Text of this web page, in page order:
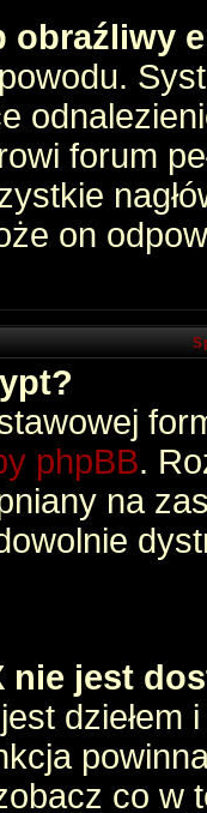
obraźliwy
forum
on
phpBB.
na
nie jest
dziełem
co w